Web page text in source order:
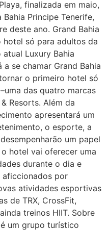
finalizada em maio,
Principe Tenerife,
deste ano. Grand Bahia
hotel só para adultos da
Luxury Bahia
se chamar Grand Bahia
o primeiro hotel só
das quatro marcas
Resorts. Além da
apresentará um
o esporte, a
um papel
hotel vai oferecer uma
durante o dia e
aficcionados por
atividades esportivas
de TRX, CrossFit,
treinos HIIT. Sobre
um grupo turístico